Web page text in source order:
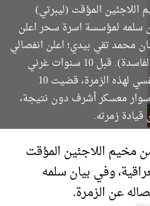
المؤقت (ليبرتي)
سلمه لمؤسسة اسرة سحر اعلن
محمد تقي بيدي؛ اعلن انفصالي
عن منظمة خلق (زمرة رجوي المنحرفة الفاسدة). قبل 10 سنوات غرني
اعلام منظمة خلق وخدعت به واسرت نفسي لهذه الزمرة، قضيت 10
معسكر أشرف دون نتيجة،
زمرته.
اللاجئين المؤقت
وفي بيان سلمه
عن الزمرة.